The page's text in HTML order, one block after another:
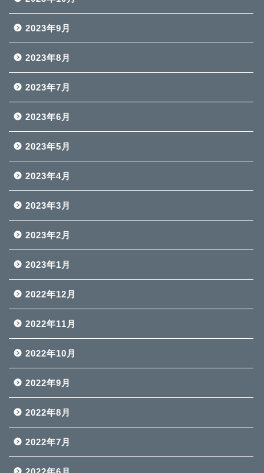
2023年9月
2023年8月
2023年7月
2023年6月
2023年5月
2023年4月
2023年3月
2023年2月
2023年1月
2022年12月
2022年11月
2022年10月
2022年9月
2022年8月
2022年7月